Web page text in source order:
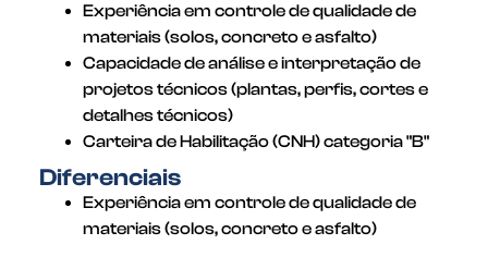
Experiência em controle de qualidade de
materiais (solos, concreto e asfalto)
Capacidade de análise e interpretação de
projetos técnicos (plantas, perfis, cortes e
detalhes técnicos)
Carteira de Habilitação (CNH) categoria "B"
Diferenciais
Experiência em controle de qualidade de
materiais (solos, concreto e asfalto)